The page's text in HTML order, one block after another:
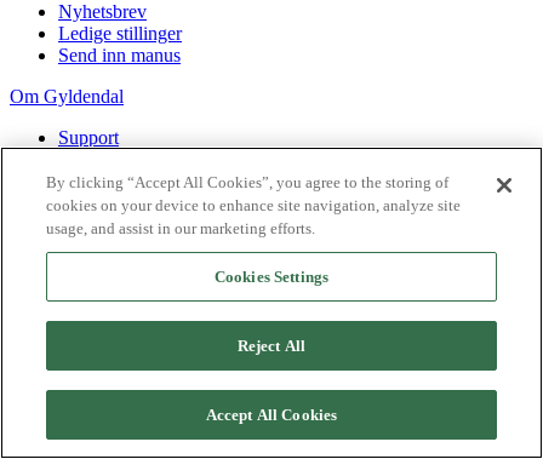
Nyhetsbrev
Ledige stillinger
Send inn manus
Om Gyldendal
Support
Agency
2026Gyldendal
Personvernerklæringer
Informasjonskapsler
By clicking “Accept All Cookies”, you agree to the storing of
cookies on your device to enhance site navigation, analyze site
usage, and assist in our marketing efforts.
Cookies Settings
Reject All
Accept All Cookies